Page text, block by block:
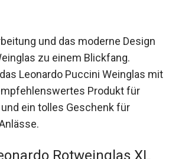
und das moderne Design
zu einem Blickfang.
Leonardo Puccini Weinglas mit
Produkt für
ein tolles Geschenk für
Rotweinglas XL